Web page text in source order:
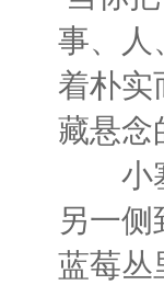
事、人
着朴实
藏悬念
小塞
另一
蓝莓